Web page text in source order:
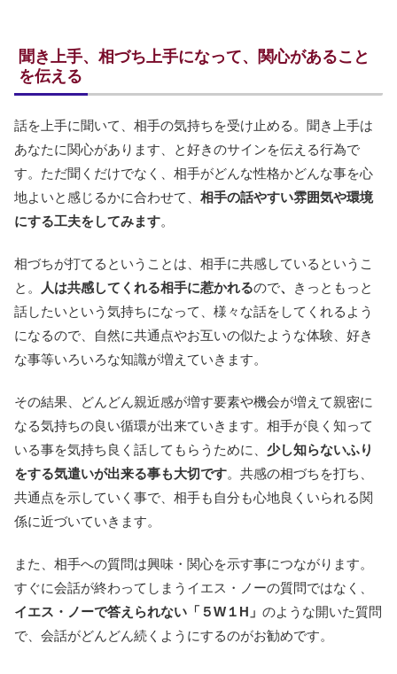
聞き上手、相づち上手になって、関心があること
を伝える
話を上手に聞いて、相手の気持ちを受け止める。聞き上手は
あなたに関心があります、と好きのサインを伝える行為で
す。ただ聞くだけでなく、相手がどんな性格かどんな事を心
地よいと感じるかに合わせて、 相手の話やすい雰囲気や環境
にする工夫をしてみます。
相づちが打てるということは、相手に共感しているというこ
と。
人は共感してくれる相手に惹かれるので、
きっともっと
話したいという気持ちになって、様々な話をしてくれるよう
になるので、自然に共通点やお互いの似たような体験、好き
な事等いろいろな知識が増えていきます。
その結果、どんどん親近感が増す要素や機会が増えて親密に
なる気持ちの良い循環が出来ていきます。相手が良く知って
いる事を気持ち良く話してもらうために、 少し知らないふり
をする気遣いが出来る事も大切です。共感の相づちを打ち、
共通点を示していく事で、相手も自分も心地良くいられる関
係に近づいていきます。
また、相手への質問は興味・関心を示す事につながります。
すぐに会話が終わってしまうイエス・ノーの質問ではなく、
イエス・ノーで答えられない「５W１H」 のような開いた質問
で、会話がどんどん続くようにするのがお勧めです。